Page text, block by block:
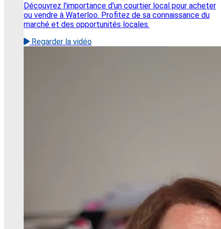
Découvrez l'importance d'un courtier local pour acheter
ou vendre à Waterloo. Profitez de sa connaissance du
marché et des opportunités locales.
Regarder la vidéo